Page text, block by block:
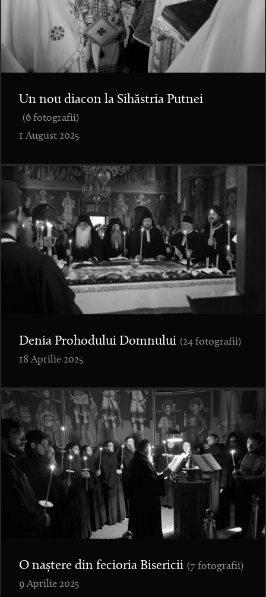
Un nou diacon la Sihăstria Putnei
(6 fotografii)
1 August 2025
Denia Prohodului Domnului (24 fotografii)
18 Aprilie 2025
O naștere din fecioria Bisericii (7 fotografii)
9 Aprilie 2025